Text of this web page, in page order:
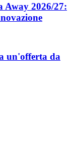
Away 2026/27:
un'offerta da